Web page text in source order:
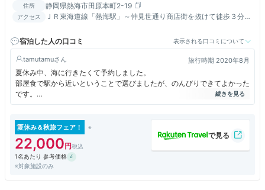
住所 静岡県熱海市田原本町2-19
アクセス
ＪＲ東海道線「熱海駅」～仲見世通り商店街を抜けて徒歩３分。
有り
宿泊した人の口コミ 表示される口コミについて
tamutamu 旅行時期 2020年8月
夏休み中、海に行きたくて予約しました。
部屋食で駅から近いということで選びましたが、のんびりできてよかった
です。
中居さんたちも親切でした。
少食の子供たちには、子供用の食事でも多かったようですが。
夏休み＆秋旅フェア！
22,000
1名あたり 参考価格
※対象施設のみ